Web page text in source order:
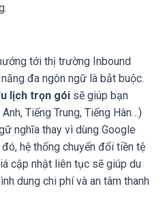
tới thị trường Inbound
đa ngôn ngữ là bắt buộc.
lịch trọn gói sẽ giúp bạn
Tiếng Trung, Tiếng Hàn…)
nghĩa thay vì dùng Google
hệ thống chuyển đổi tiền tệ
cập nhật liên tục sẽ giúp du
dung chi phí và an tâm thanh